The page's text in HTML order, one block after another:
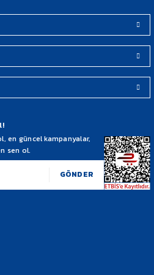
olmalı.
en güncel kampanyalar,
sen ol.
GÖNDER